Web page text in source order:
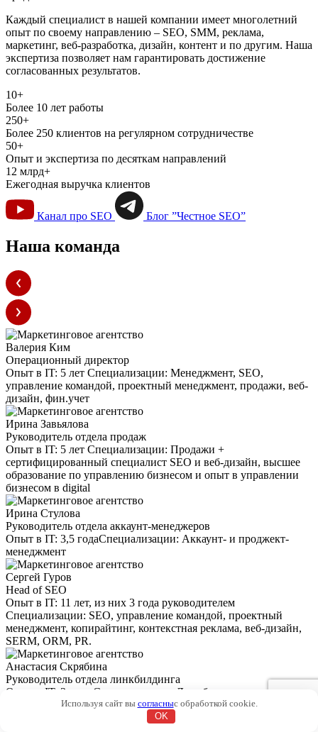
Каждый специалист в нашей компании имеет многолетний
опыт по своему направлению – SEO, SMM, реклама,
маркетинг, веб-разработка, дизайн, контент и по другим. Наша
экспертиза позволяет нам гарантировать достижение
согласованных результатов.
10+
Более 10 лет работы
250+
Более 250 клиентов на регулярном сотрудничестве
50+
Опыт и экспертиза по десяткам направлений
12 млрд+
Ежегодная выручка клиентов
Канал про SEO Блог ”Честное SEO”
Наша команда
Валерия Ким
Операционный директор
Опыт в IT: 5 лет Специализации: Менеджмент, SEO,
управление командой, проектный менеджмент, продажи, веб-
дизайн, фин.учет
Ирина Завьялова
Руководитель отдела продаж
Опыт в IT: 5 лет Специализации: Продажи +
сертифицированный специалист SEO и веб-дизайн, высшее
образование по управлению бизнесом и опыт в управлении
бизнесом в digital
Ирина Стулова
Руководитель отдела аккаунт-менеджеров
Опыт в IT: 3,5 годаСпециализации: Аккаунт- и проджект-
менеджмент
Сергей Гуров
Head of SEO
Опыт в IT: 11 лет, из них 3 года руководителем
Специализации: SEO, управление командой, проектный
менеджмент, копирайтинг, контекстная реклама, веб-дизайн,
SERM, ORM, PR.
Анастасия Скрябина
Руководитель отдела линкбилдинга
Опыт в IT: 3 года Специализации: Линкбилдинг
Используя сайт вы согласныс обработкой cookie.
OK